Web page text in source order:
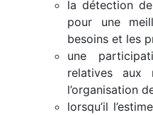
la détection
pour une
besoins et les
une
relatives aux
l’organisation
lorsqu’il